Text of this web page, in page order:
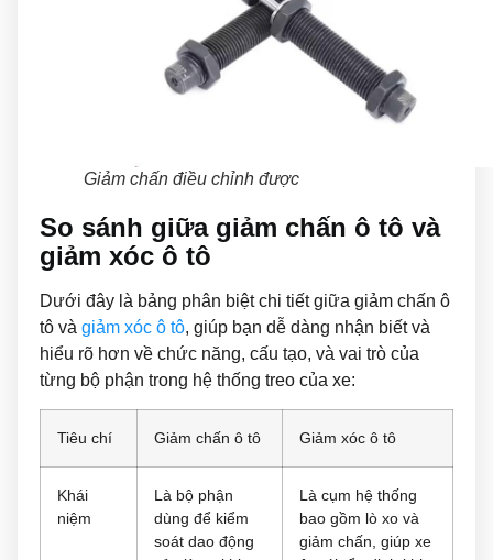
Giảm chấn điều chỉnh được
So sánh giữa giảm chấn ô tô và
giảm xóc ô tô
Dưới đây là bảng phân biệt chi tiết giữa giảm chấn ô
tô và giảm xóc ô tô, giúp bạn dễ dàng nhận biết và
hiểu rõ hơn về chức năng, cấu tạo, và vai trò của
từng bộ phận trong hệ thống treo của xe:
Tiêu chí Giảm chấn ô tô Giảm xóc ô tô
Khái
niệm
Là bộ phận
dùng để kiểm
soát dao động
Là cụm hệ thống
bao gồm lò xo và
giảm chấn, giúp xe